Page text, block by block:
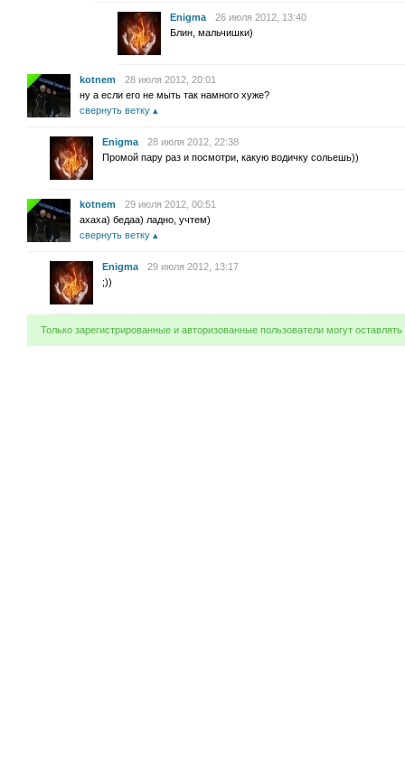
Enigma
26 июля 2012, 13:40
Блин, мальчишки)
kotnem
28 июля 2012, 20:01
ну а если его не мыть так намного хуже?
свернуть ветку
Enigma
28 июля 2012, 22:38
Промой пару раз и посмотри, какую водичку сольешь))
kotnem
29 июля 2012, 00:51
ахаха) бедаа) ладно, учтем)
свернуть ветку
Enigma
29 июля 2012, 13:17
;))
Только зарегистрированные и авторизованные пользователи могут